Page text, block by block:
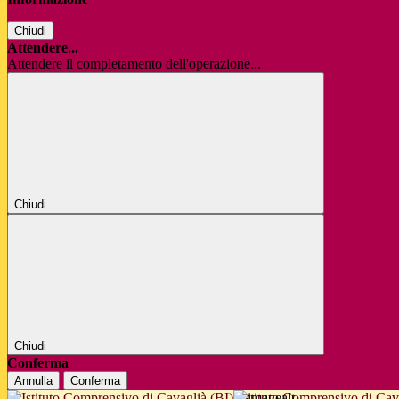
Chiudi
Attendere...
Attendere il completamento dell'operazione...
Chiudi
Chiudi
Conferma
Annulla Conferma